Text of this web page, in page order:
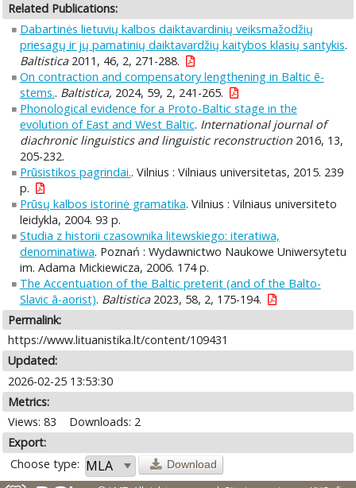
Related Publications:
Dabartinės lietuvių kalbos daiktavardinių veiksmažodžių
priesagų ir jų pamatinių daiktavardžių kaitybos klasių santykis.
Baltistica2011, 46, 2, 271-288.
On contraction and compensatory lengthening in Baltic ē-
stems.. Baltistica, 2024, 59, 2, 241-265.
Phonological evidence for a Proto-Baltic stage in the
evolution of East and West Baltic. International journal of
diachronic linguistics and linguistic reconstruction2016, 13,
205-232.
Prūsistikos pagrindai.. Vilnius : Vilniaus universitetas, 2015. 239
p.
Prūsų kalbos istorinė gramatika. Vilnius : Vilniaus universiteto
leidykla, 2004. 93 p.
Studia z historii czasownika litewskiego: iteratiwa,
denominatiwa. Poznań : Wydawnictwo Naukowe Uniwersytetu
im. Adama Mickiewicza, 2006. 174 p.
The Accentuation of the Baltic preterit (and of the Balto-
Slavic ā-aorist). Baltistica2023, 58, 2, 175-194.
Permalink:
https://www.lituanistika.lt/content/109431
Updated:
2026-02-25 13:53:30
Metrics:
Views: 83
Downloads: 2
Export:
Choose type:
Download